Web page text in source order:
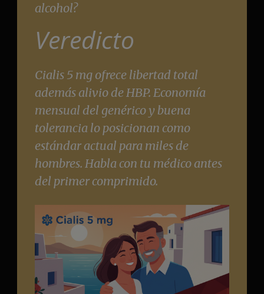
alcohol?
Veredicto
Cialis 5 mg ofrece libertad total
además alivio de HBP. Economía
mensual del genérico y buena
tolerancia lo posicionan como
estándar actual para miles de
hombres. Habla con tu médico antes
del primer comprimido.